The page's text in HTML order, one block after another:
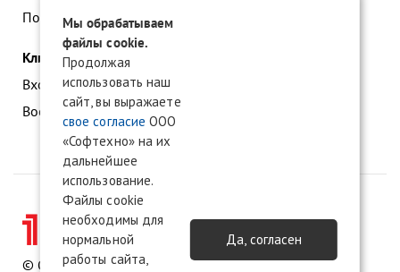
Подать заявку на франшизу
Клиентам
Вход в личный кабинет
Восстановление доступа к сервису 1С:БО
© ООО «Софтехно» Все права защищены.
Мы обрабатываем
файлы cookie.
Продолжая
использовать наш
сайт, вы выражаете
свое согласие ООО
«Софтехно» на их
дальнейшее
использование.
Файлы cookie
необходимы для
нормальной
работы сайта,
Да, согласен